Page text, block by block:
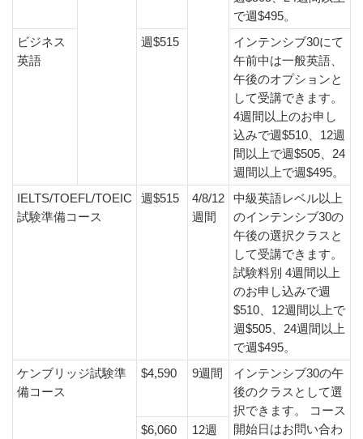
で週$495。
ビジネス
英語
週$515
インテンシブ30にて
午前中は一般英語、
午後のオプションと
して受講できます。
4週間以上のお申し
込みで週$510、12週
間以上で週$505、24
週間以上で週$495。
IELTS/TOEFL/TOEIC
試験準備コース
週$515
4/8/12
週間
中級英語レベル以上
のインテンシブ30の
午後の選択クラスと
して受講できます。
試験料別 4週間以上
のお申し込みで週
$510、12週間以上で
週$505、24週間以上
で週$495。
ケンブリッジ試験準
備コース
$4,590 9週間
インテンシブ30の午
後のクラスとして選
択できます。 コース
開始日はお問い合わ
$6,060
12週